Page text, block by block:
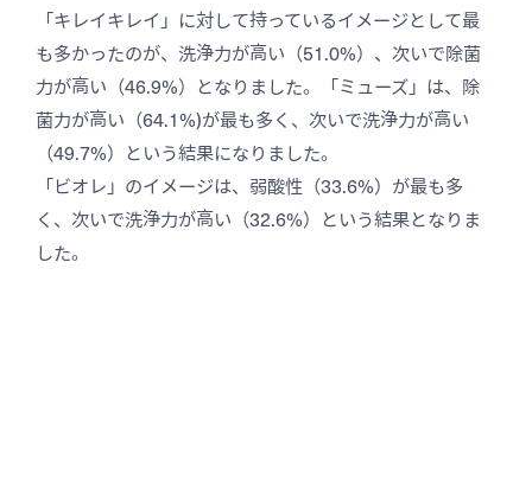
「キレイキレイ」に対して持っているイメージとして最
も多かったのが、洗浄力が高い（51.0%）、次いで除菌
力が高い（46.9%）となりました。「ミューズ」は、除
菌力が高い（64.1%)が最も多く、次いで洗浄力が高い
（49.7%）という結果になりました。
「ビオレ」のイメージは、弱酸性（33.6%）が最も多
く、次いで洗浄力が高い（32.6%）という結果となりま
した。